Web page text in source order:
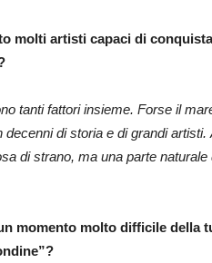
molti artisti capaci di
tanti fattori insieme. Forse il
di storia e di grandi artisti.
di strano, ma una parte naturale
momento molto difficile della